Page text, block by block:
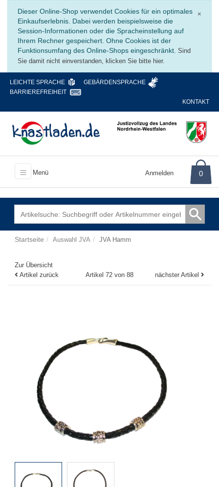
×
Dieser Online-Shop verwendet Cookies für ein optimales
Einkaufserlebnis. Dabei werden beispielsweise die
Session-Informationen oder die Spracheinstellung auf
Ihrem Rechner gespeichert. Ohne Cookies ist der
Funktionsumfang des Online-Shops eingeschränkt. Sind
Sie damit nicht einverstanden, klicken Sie bitte hier.
LEICHTE SPRACHE
GEBÄRDENSPRACHE
BARRIEREFREIHEIT
KONTAKT
Menü Anmelden 0
Startseite Auswahl JVA JVA Hamm
Zur Übersicht
Artikel zurück
Artikel 72 von 88 nächster Artikel